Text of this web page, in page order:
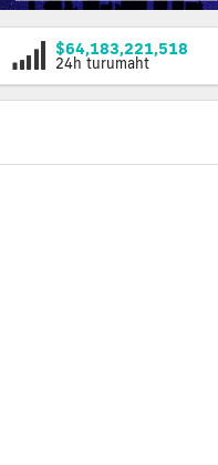
$64,183,221,518
24h turumaht